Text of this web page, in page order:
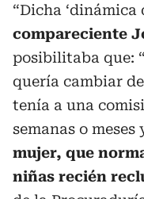
“Dicha ‘dinámica
compareciente
posibilitaba que:
quería cambiar
tenía a una
semanas o meses
mujer, que
niñas recién